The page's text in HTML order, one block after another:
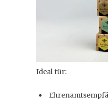
Ideal für: